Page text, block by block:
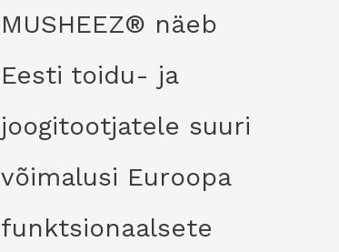
MUSHEEZ® näeb
Eesti toidu- ja
joogitootjatele suuri
võimalusi Euroopa
funktsionaalsete